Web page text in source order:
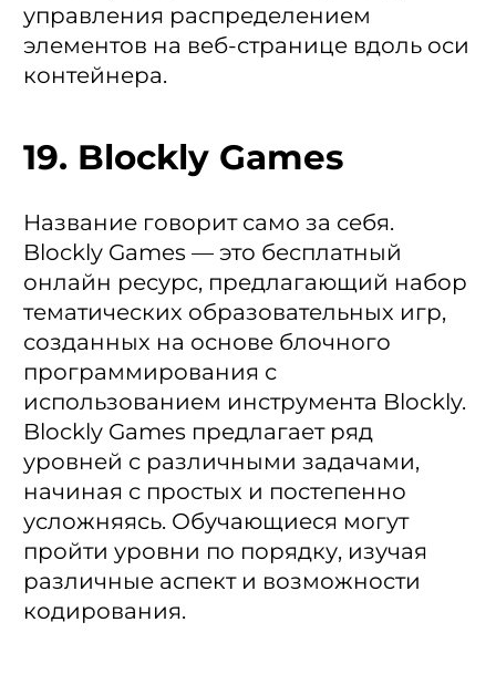
управления распределением
элементов на веб-странице вдоль оси
контейнера.
19. Blockly Games
Название говорит само за себя.
Blockly Games — это бесплатный
онлайн ресурс, предлагающий набор
тематических образовательных игр,
созданных на основе блочного
программирования с
использованием инструмента Blockly.
Blockly Games предлагает ряд
уровней с различными задачами,
начиная с простых и постепенно
усложняясь. Обучающиеся могут
пройти уровни по порядку, изучая
различные аспект и возможности
кодирования.